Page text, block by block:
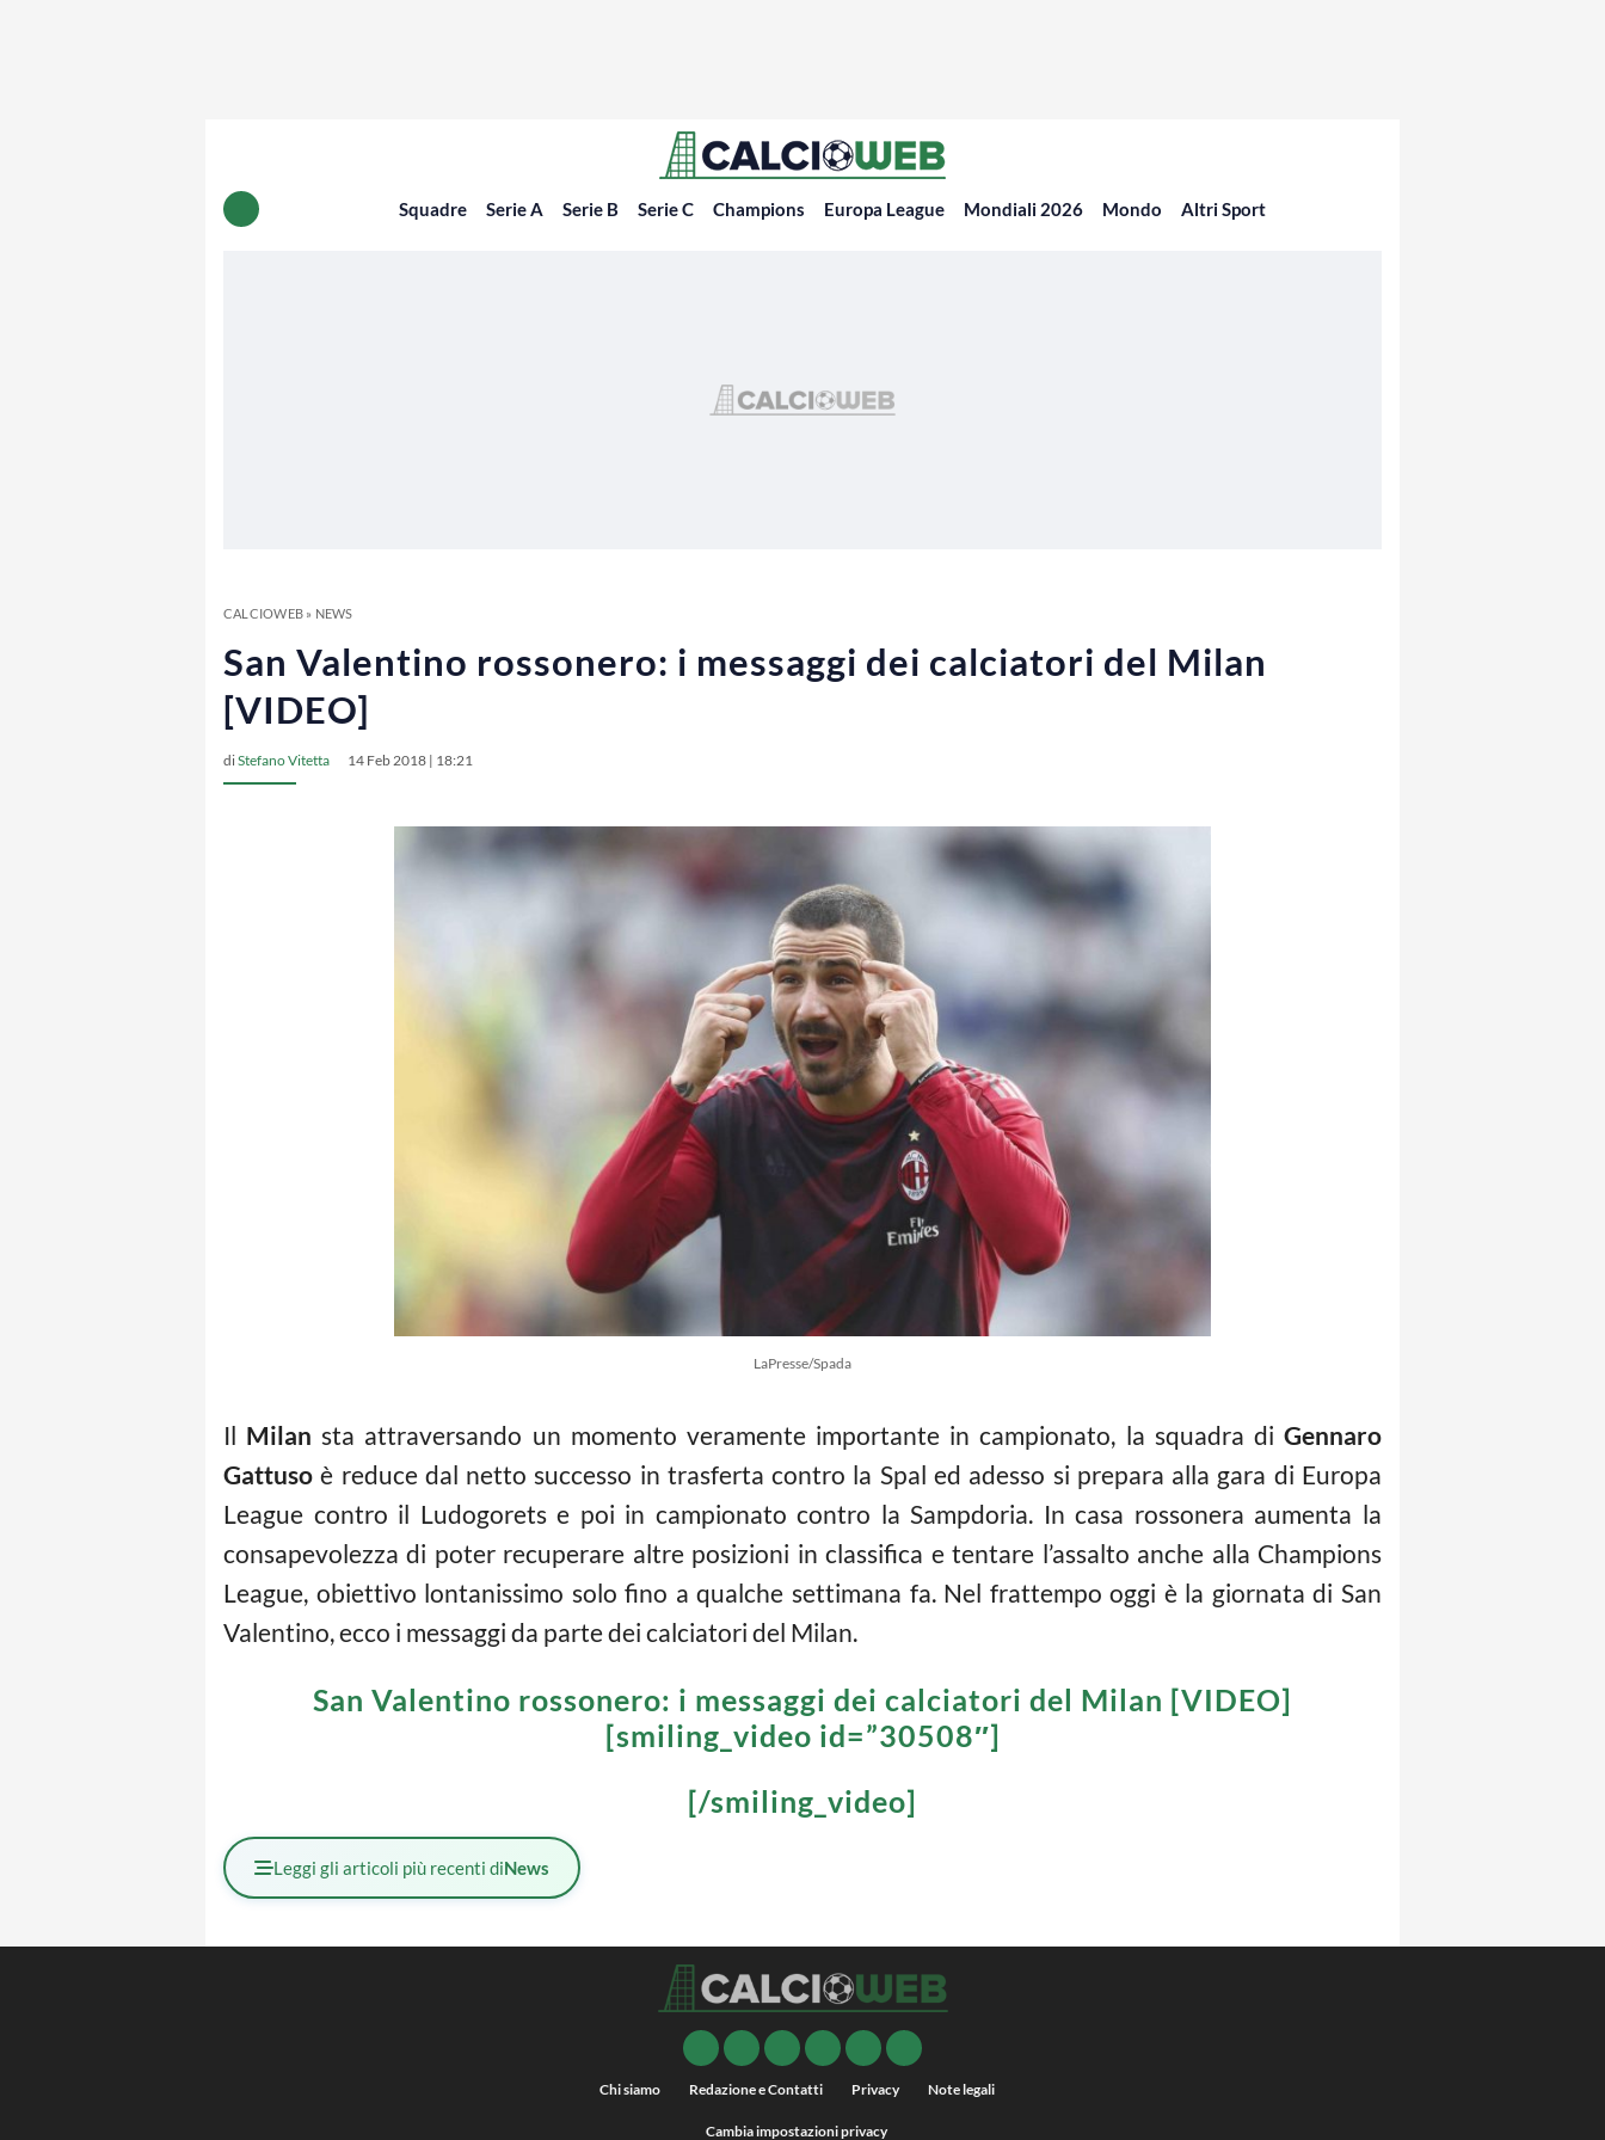
Squadre Serie A Serie B Serie C Champions Europa League Mondiali 2026 Mondo Altri Sport
CALCIOWEB» NEWS
San Valentino rossonero: i messaggi dei calciatori del Milan
[VIDEO]
diStefano Vitetta 14 Feb 2018 | 18:21
LaPresse/Spada
Il Milan sta attraversando un momento veramente importante in campionato, la squadra diGennaro
Gattuso è reduce dal netto successo in trasferta contro la Spal ed adesso si prepara alla gara di Europa
League contro il Ludogorets e poi in campionato contro la Sampdoria. In casa rossonera aumenta la
consapevolezza di poter recuperare altre posizioni in classifica e tentare l’assalto anche alla Champions
League, obiettivo lontanissimo solo fino a qualche settimana fa. Nel frattempo oggi è la giornata di San
Valentino, ecco i messaggi da parte dei calciatori del Milan.
San Valentino rossonero: i messaggi dei calciatori del Milan [VIDEO]
[smiling_video id=”30508″]
[/smiling_video]
Leggi gli articoli più recenti diNews
Chi siamo Redazione e Contatti Privacy Note legali
Cambia impostazioni privacy